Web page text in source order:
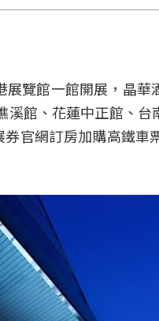
覽館一館開展，晶華
館、花蓮中正館、
官網訂房加購高鐵車